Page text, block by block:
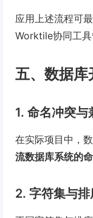
应用上述流程可
Worktile协同工
五、数据库
1. 命名冲突与
在实际项目中，
流数据库系统的
2. 字符集与